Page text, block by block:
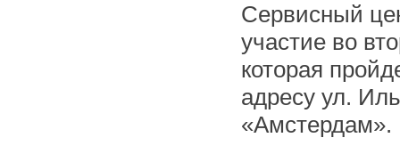
Сервисный
участие во
которая
адресу ул.
«Амстердам».